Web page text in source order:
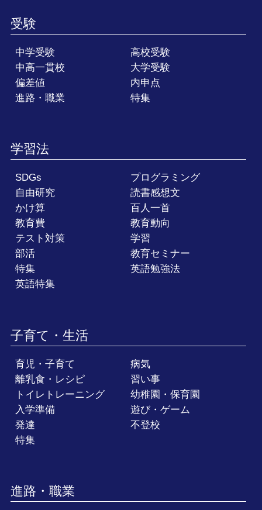
受験
中学受験
高校受験
中高一貫校
大学受験
偏差値
内申点
進路・職業
特集
学習法
SDGs
プログラミング
自由研究
読書感想文
かけ算
百人一首
教育費
教育動向
テスト対策
学習
部活
教育セミナー
特集
英語勉強法
英語特集
子育て・生活
育児・子育て
病気
離乳食・レシピ
習い事
トイレトレーニング
幼稚園・保育園
入学準備
遊び・ゲーム
発達
不登校
特集
進路・職業